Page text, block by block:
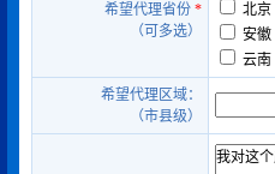
希望代理省份 *
（可多选）
北京
安徽
云南
希望代理区域：
（市县级）